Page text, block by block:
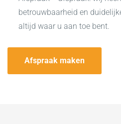
betrouwbaarheid en
altijd waar u aan toe bent.
Afspraak maken